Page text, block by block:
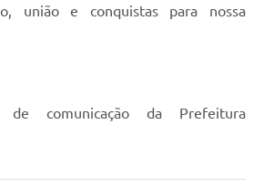
união e conquistas para nossa
de comunicação da Prefeitura